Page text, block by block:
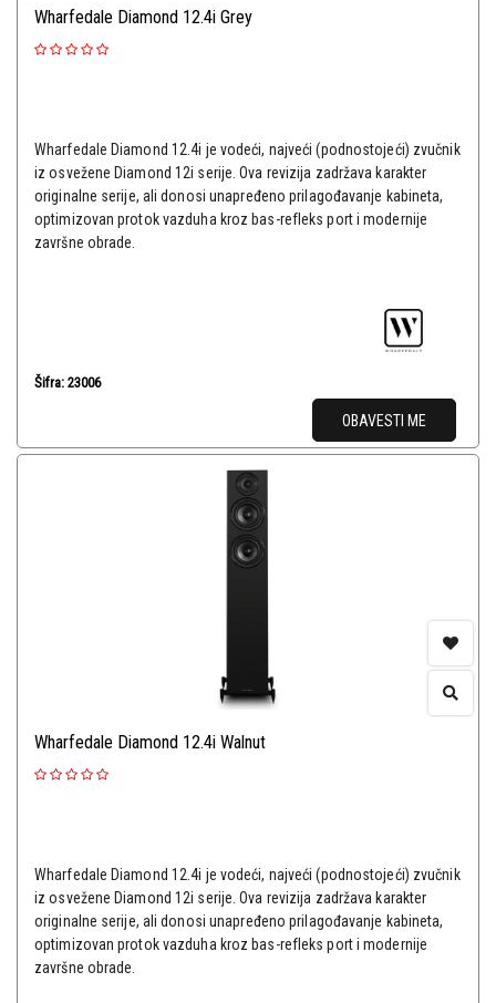
Wharfedale Diamond 12.4i Grey
Wharfedale Diamond 12.4i je vodeći, najveći (podnostojeći) zvučnik
iz osvežene Diamond 12i serije. Ova revizija zadržava karakter
originalne serije, ali donosi unapređeno prilagođavanje kabineta,
optimizovan protok vazduha kroz bas-refleks port i modernije
završne obrade.
Šifra: 23006
OBAVESTI ME
Wharfedale Diamond 12.4i Walnut
Wharfedale Diamond 12.4i je vodeći, najveći (podnostojeći) zvučnik
iz osvežene Diamond 12i serije. Ova revizija zadržava karakter
originalne serije, ali donosi unapređeno prilagođavanje kabineta,
optimizovan protok vazduha kroz bas-refleks port i modernije
završne obrade.